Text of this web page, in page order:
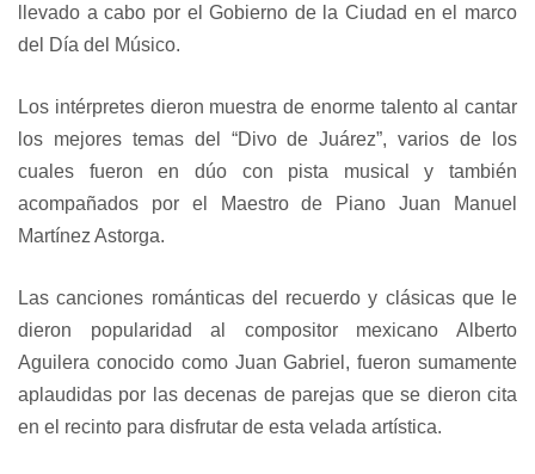
llevado a cabo por el Gobierno de la Ciudad en el marco
del Día del Músico.
Los intérpretes dieron muestra de enorme talento al cantar
los mejores temas del “Divo de Juárez”, varios de los
cuales fueron en dúo con pista musical y también
acompañados por el Maestro de Piano Juan Manuel
Martínez Astorga.
Las canciones románticas del recuerdo y clásicas que le
dieron popularidad al compositor mexicano Alberto
Aguilera conocido como Juan Gabriel, fueron sumamente
aplaudidas por las decenas de parejas que se dieron cita
en el recinto para disfrutar de esta velada artística.